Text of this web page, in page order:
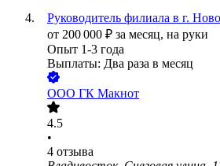
Руководитель филиала в г.
от 200 000 ₽ за месяц, на руки
Опыт 1-3 года
Выплаты: Два раза в месяц
ООО ГК Макнот
4.5
•
4 отзыва